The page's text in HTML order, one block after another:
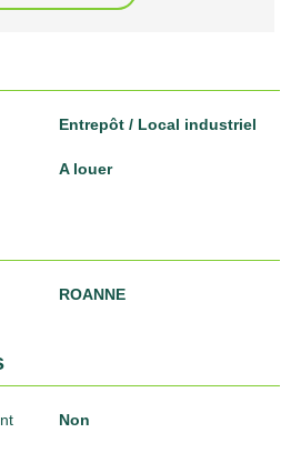
Entrepôt / Local industriel
A louer
ROANNE
Non